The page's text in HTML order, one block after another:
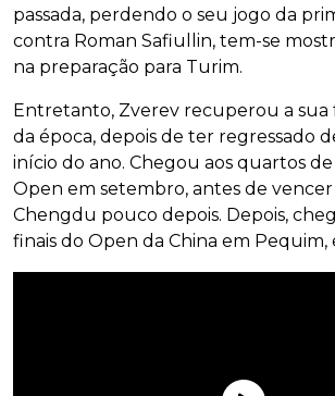
passada, perdendo o seu jogo da
contra Roman Safiullin, tem-se
na preparação para Turim.
Entretanto, Zverev recuperou a sua
da época, depois de ter regressado
início do ano. Chegou aos quartos
Open em setembro, antes de
Chengdu pouco depois. Depois,
finais do Open da China em